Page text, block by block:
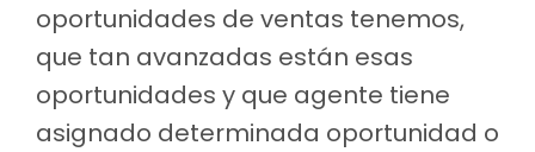
oportunidades de ventas tenemos,
que tan avanzadas están esas
oportunidades y que agente tiene
asignado determinada oportunidad o